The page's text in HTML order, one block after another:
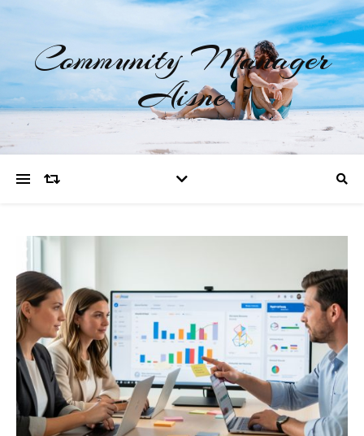
Community Manager
Aisne